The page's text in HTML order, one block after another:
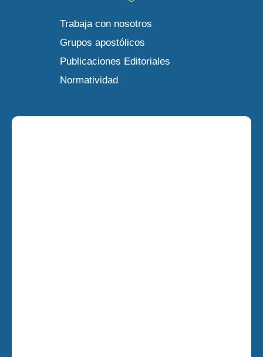
Trabaja con nosotros
Grupos apostólicos
Publicaciones Editoriales
Normatividad